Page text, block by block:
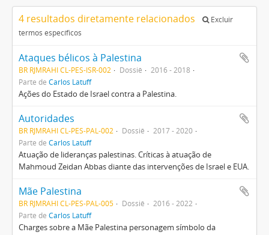
4 resultados diretamente relacionados
Excluir
termos específicos
Ataques bélicos à Palestina
BR RJMRAHI CL-PES-ISR-002 Dossiê
2016 - 2018
Parte de Carlos Latuff
Ações do Estado de Israel contra a Palestina.
Autoridades
BR RJMRAHI CL-PES-PAL-002 Dossiê
2017 - 2020
Parte de Carlos Latuff
Atuação de lideranças palestinas. Críticas à atuação de
Mahmoud Zeidan Abbas diante das intervenções de Israel e EUA.
Mãe Palestina
BR RJMRAHI CL-PES-PAL-005 Dossiê
2016 - 2022
Parte de Carlos Latuff
Charges sobre a Mãe Palestina personagem símbolo da